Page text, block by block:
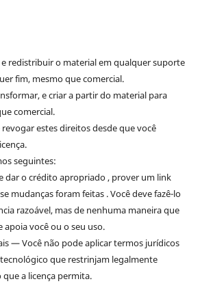
redistribuir o material em qualquer suporte
fim, mesmo que comercial.
e criar a partir do material para
comercial.
estes direitos desde que você
seguintes:
dar o crédito apropriado , prover um link
mudanças foram feitas . Você deve fazê-lo
razoável, mas de nenhuma maneira que
apoia você ou o seu uso.
— Você não pode aplicar termos jurídicos
que restrinjam legalmente
a licença permita.